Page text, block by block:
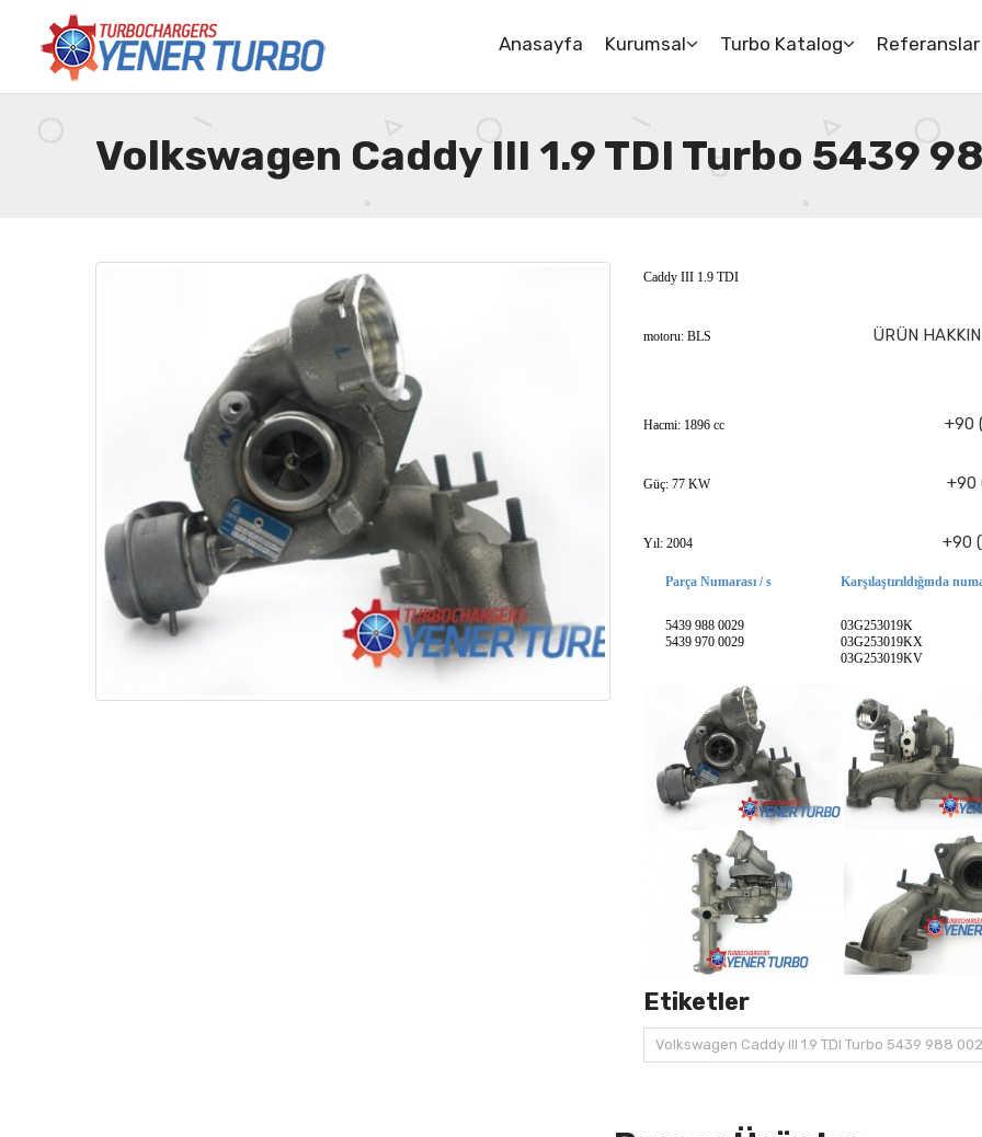
Anasayfa Kurumsal Turbo Katalog Referanslar
Volkswagen Caddy III 1.9 TDI Turbo 5439
Caddy III 1.9 TDI
motoru: BLS ÜRÜN
Hacmi: 1896 cc +90
Güç: 77 KW +90
Yıl: 2004 +90
Parça Numarası / s
5439 988 0029
5439 970 0029
Karşılaştırıldığında
03G253019K
03G253019KX
03G253019KV
Etiketler
Volkswagen Caddy III 1.9 TDI Turbo 5439 988